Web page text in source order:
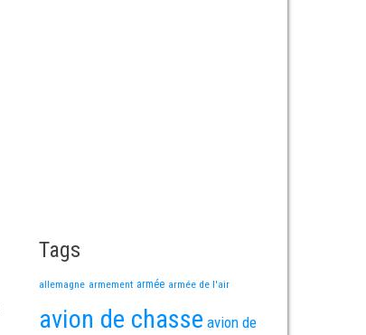
Tags
allemagne armement armée armée de l'air
avion de chasse avion de